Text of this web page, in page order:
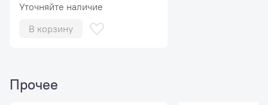
Уточняйте наличие
В корзину
Прочее